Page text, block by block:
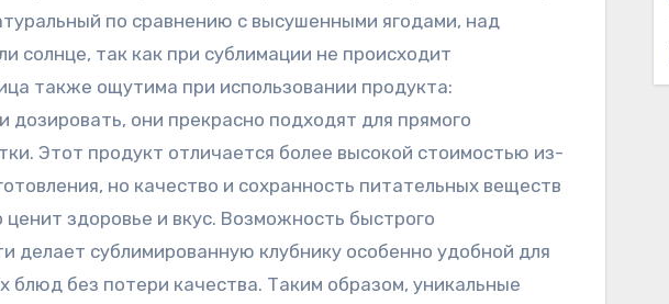
по сравнению с высушенными ягодами, над
солнце, так как при сублимации не происходит
также ощутима при использовании продукта:
дозировать, они прекрасно подходят для прямого
Этот продукт отличается более высокой стоимостью из-
но качество и сохранность питательных веществ
здоровье и вкус. Возможность быстрого
делает сублимированную клубнику особенно удобной для
блюд без потери качества. Таким образом, уникальные